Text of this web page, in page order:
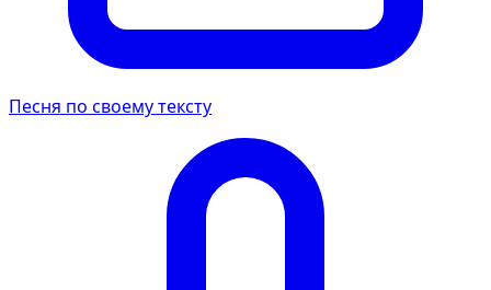
Песня по своему тексту